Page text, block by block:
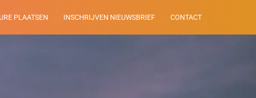
PLAATSEN INSCHRIJVEN NIEUWSBRIEF CONTACT